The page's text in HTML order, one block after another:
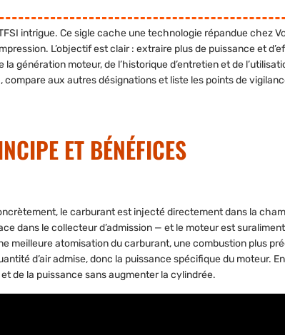
intrigue. Ce sigle cache une technologie répandue chez
L’objectif est clair : extraire plus de puissance et
génération moteur, de l’historique d’entretien et de
aux autres désignations et liste les points de
ET BÉNÉFICES
le carburant est injecté directement dans la
dans le collecteur d’admission — et le moteur est
meilleure atomisation du carburant, une combustion plus
d’air admise, donc la puissance spécifique du moteur.
de la puissance sans augmenter la cylindrée.